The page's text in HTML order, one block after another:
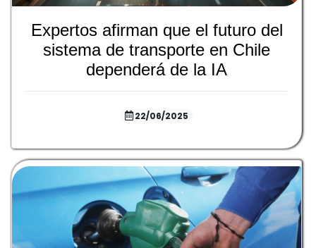
Expertos afirman que el futuro del
sistema de transporte en Chile
dependerá de la IA
22/06/2025